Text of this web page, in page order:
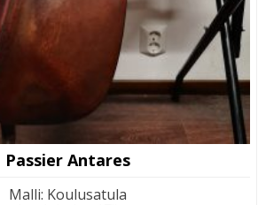
Passier Antares
Malli: Koulusatula